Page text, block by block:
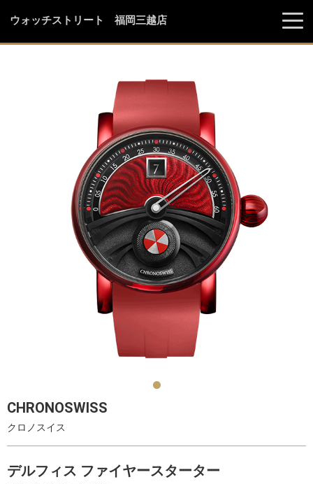
ウォッチストリート 福岡三越店
CHRONOSWISS
クロノスイス
デルフィス ファイヤースターター